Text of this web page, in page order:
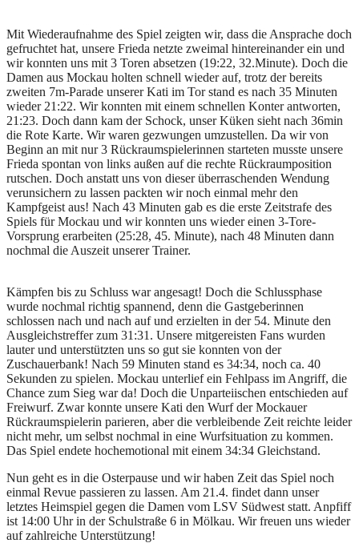
Mit Wiederaufnahme des Spiel zeigten wir, dass die Ansprache doch
gefruchtet hat, unsere Frieda netzte zweimal hintereinander ein und
wir konnten uns mit 3 Toren absetzen (19:22, 32.Minute). Doch die
Damen aus Mockau holten schnell wieder auf, trotz der bereits
zweiten 7m-Parade unserer Kati im Tor stand es nach 35 Minuten
wieder 21:22. Wir konnten mit einem schnellen Konter antworten,
21:23. Doch dann kam der Schock, unser Küken sieht nach 36min
die Rote Karte. Wir waren gezwungen umzustellen. Da wir von
Beginn an mit nur 3 Rückraumspielerinnen starteten musste unsere
Frieda spontan von links außen auf die rechte Rückraumposition
rutschen. Doch anstatt uns von dieser überraschenden Wendung
verunsichern zu lassen packten wir noch einmal mehr den
Kampfgeist aus! Nach 43 Minuten gab es die erste Zeitstrafe des
Spiels für Mockau und wir konnten uns wieder einen 3-Tore-
Vorsprung erarbeiten (25:28, 45. Minute), nach 48 Minuten dann
nochmal die Auszeit unserer Trainer.
Kämpfen bis zu Schluss war angesagt! Doch die Schlussphase
wurde nochmal richtig spannend, denn die Gastgeberinnen
schlossen nach und nach auf und erzielten in der 54. Minute den
Ausgleichstreffer zum 31:31. Unsere mitgereisten Fans wurden
lauter und unterstützten uns so gut sie konnten von der
Zuschauerbank! Nach 59 Minuten stand es 34:34, noch ca. 40
Sekunden zu spielen. Mockau unterlief ein Fehlpass im Angriff, die
Chance zum Sieg war da! Doch die Unparteiischen entschieden auf
Freiwurf. Zwar konnte unsere Kati den Wurf der Mockauer
Rückraumspielerin parieren, aber die verbleibende Zeit reichte leider
nicht mehr, um selbst nochmal in eine Wurfsituation zu kommen.
Das Spiel endete hochemotional mit einem 34:34 Gleichstand.
Nun geht es in die Osterpause und wir haben Zeit das Spiel noch
einmal Revue passieren zu lassen. Am 21.4. findet dann unser
letztes Heimspiel gegen die Damen vom LSV Südwest statt. Anpfiff
ist 14:00 Uhr in der Schulstraße 6 in Mölkau. Wir freuen uns wieder
auf zahlreiche Unterstützung!